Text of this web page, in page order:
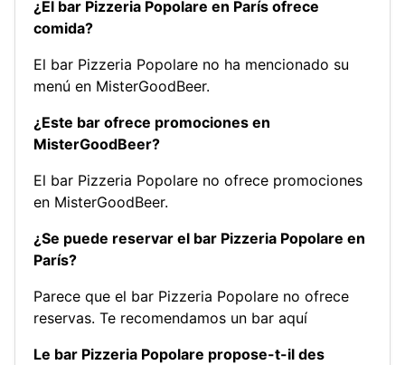
¿El bar Pizzeria Popolare en París ofrece
comida?
El bar Pizzeria Popolare no ha mencionado su
menú en MisterGoodBeer.
¿Este bar ofrece promociones en
MisterGoodBeer?
El bar Pizzeria Popolare no ofrece promociones
en MisterGoodBeer.
¿Se puede reservar el bar Pizzeria Popolare en
París?
Parece que el bar Pizzeria Popolare no ofrece
reservas. Te recomendamos un bar aquí
Le bar Pizzeria Popolare propose-t-il des